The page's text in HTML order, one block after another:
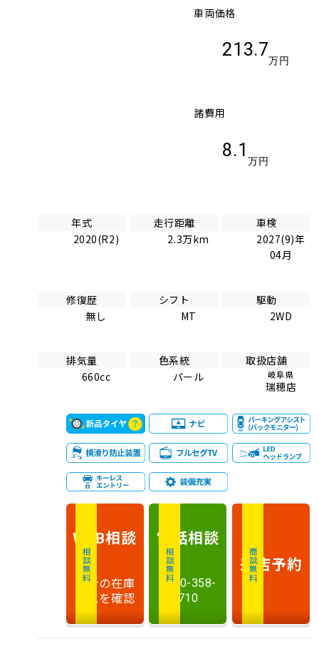
車両価格
213.7
万円
諸費用
8.1
万円
年式
2020(R2)
走行距離
2.3万km
車検
2027(9)年
04月
修復歴
無し
シフト
MT
駆動
2WD
排気量
660cc
色系統
パール
取扱店舗
岐阜県
瑞穂店
相談無料
WEB相談
最新の在庫
状況を確認
相談無料
電話相談
0120-358-
710
商談無料
来店予約